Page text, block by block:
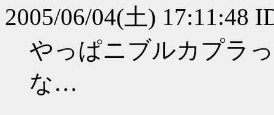
2005/06/04(土) 17:11:48
やっぱニブルカプラ
な…